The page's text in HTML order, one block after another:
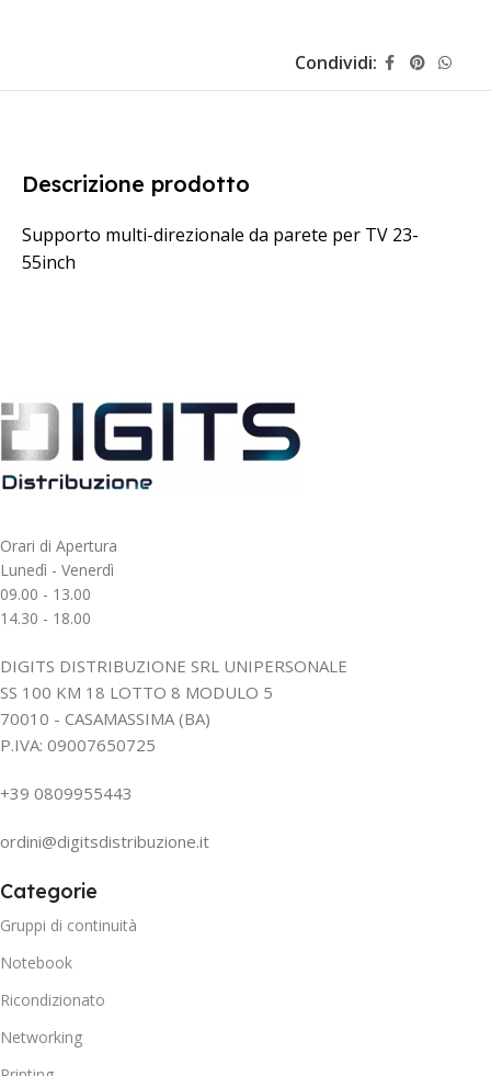
Condividi:
Descrizione prodotto
Supporto multi-direzionale da parete per TV 23-
55inch
Orari di Apertura
Lunedì - Venerdì
09.00 - 13.00
14.30 - 18.00
DIGITS DISTRIBUZIONE SRL UNIPERSONALE
SS 100 KM 18 LOTTO 8 MODULO 5
70010 - CASAMASSIMA (BA)
P.IVA: 09007650725
+39 0809955443
ordini@digitsdistribuzione.it
Categorie
Gruppi di continuità
Notebook
Ricondizionato
Networking